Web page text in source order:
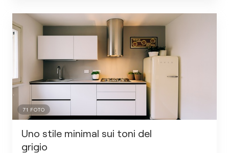
71 FOTO
Uno stile minimal sui toni del
grigio